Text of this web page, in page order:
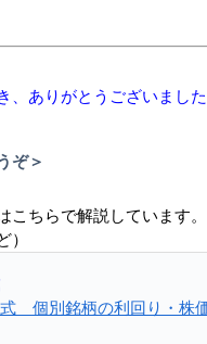
、ありがとうございました
ぞ＞
こちらで解説しています
）
個別銘柄の利回り・株